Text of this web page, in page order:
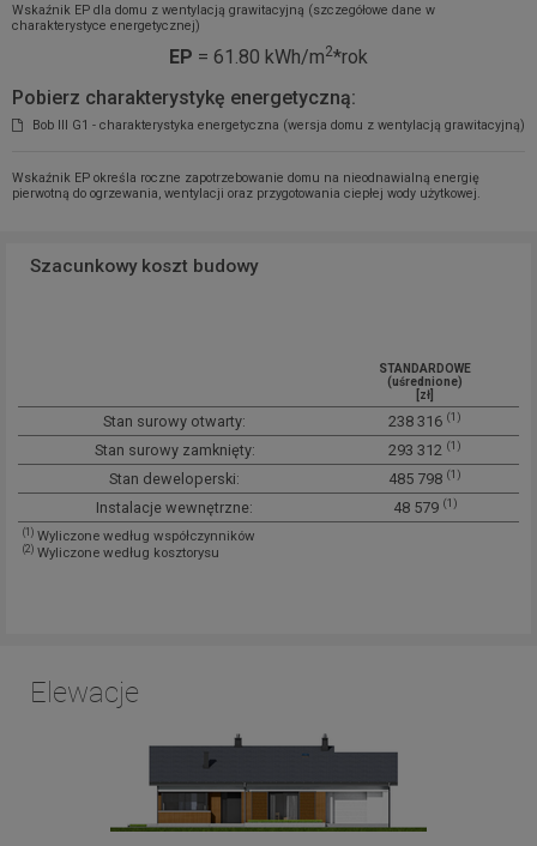
Wskaźnik EP dla domu z wentylacją grawitacyjną (szczegółowe dane w
charakterystyce energetycznej)
EP = 61.80 kWh/m2*rok
Pobierz charakterystykę energetyczną:
Bob III G1 - charakterystyka energetyczna (wersja domu z wentylacją grawitacyjną)
Wskaźnik EP określa roczne zapotrzebowanie domu na nieodnawialną energię
pierwotną do ogrzewania, wentylacji oraz przygotowania ciepłej wody użytkowej.
Szacunkowy koszt budowy
STANDARDOWE
(uśrednione)
[zł]
Stan surowy otwarty: 238 316 (1)
Stan surowy zamknięty: 293 312 (1)
Stan deweloperski: 485 798 (1)
Instalacje wewnętrzne: 48 579 (1)
(1) Wyliczone według współczynników
(2) Wyliczone według kosztorysu
Elewacje